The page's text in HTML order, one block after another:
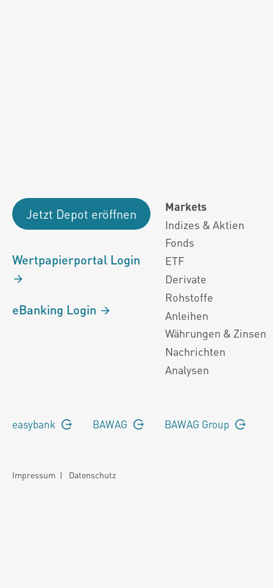
Jetzt Depot eröffnen
Wertpapierportal Login
eBanking Login
Markets
Indizes & Aktien
Fonds
ETF
Derivate
Rohstoffe
Anleihen
Währungen & Zinsen
Nachrichten
Analysen
easybank BAWAG BAWAG Group
Impressum | Datenschutz